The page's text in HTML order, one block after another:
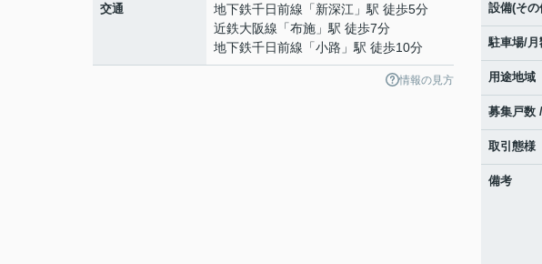
交通 地下鉄千日前線 「新深江 」駅 徒歩5分
近鉄大阪線 「布施 」駅 徒歩7分
地下鉄千日前線 「小路 」駅 徒歩10分
情報の見方
設備(その
駐車場/月
用途地域
募集戸数
取引態様
備考